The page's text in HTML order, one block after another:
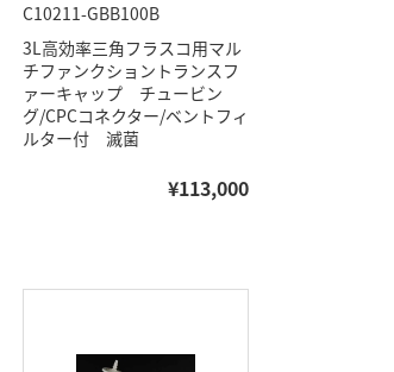
C10211-GBB100B
3L高効率三角フラスコ用マル
チファンクショントランスフ
ァーキャップ チュービン
グ/CPCコネクター/ベントフィ
ルター付 滅菌
¥113,000